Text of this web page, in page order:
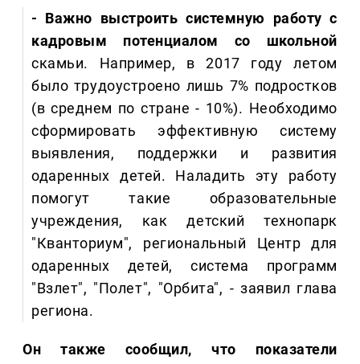
- Важно выстроить системную работу с
кадровым потенциалом со школьной
скамьи. Например, в 2017 году летом
было трудоустроено лишь 7% подростков
(в среднем по стране - 10%). Необходимо
сформировать эффективную систему
выявления, поддержки и развития
одаренных детей. Наладить эту работу
помогут такие образовательные
учреждения, как детский технопарк
"Кванториум", региональный Центр для
одаренных детей, система программ
"Взлет", "Полет", "Орбита", - заявил глава
региона.
Он также сообщил, что показатели